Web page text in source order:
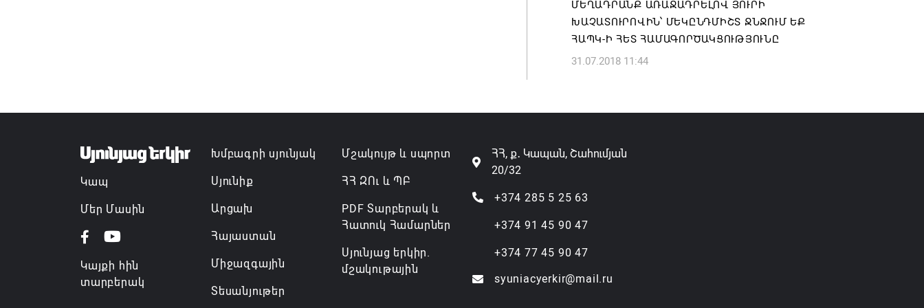
07.08.2026 13:49
ՄԵՂԱԴՐԱՆՔ ԱՌԱՋԱԴՐԵԼՈՎ ՅՈՒՐԻ
ԽԱՉԱՏՈՒՐՈՎԻՆ՝ ՄԵԿԸՆԴՄԻՇՏ ՋՆՋՈՒՄ ԵՔ
ՀԱՊԿ-Ի ՀԵՏ ՀԱՄԱԳՈՐԾԱԿՑՈՒԹՅՈՒՆԸ
31.07.2018 11:44
Կապ
Մեր Մասին
Կայքի հին
տարբերակ
Խմբագրի սյունյակ
Սյունիք
Արցախ
Հայաստան
Միջազգային
Տեսանյութեր
Մշակույթ և սպորտ
ՀՀ ԶՈւ և ՊԲ
PDF Տարբերակ և
Հատուկ Համարներ
Սյունյաց երկիր.
մշակութային
ՀՀ, ք․ Կապան, Շահումյան
20/32
+374 285 5 25 63
+374 91 45 90 47
+374 77 45 90 47
syuniacyerkir@mail.ru